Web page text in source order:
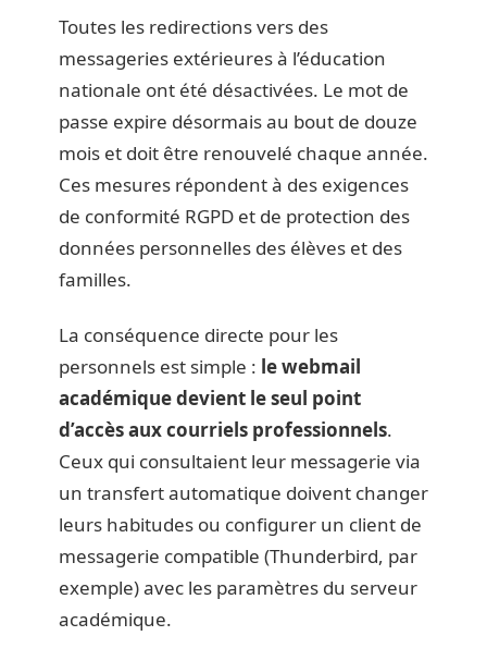
Toutes les redirections vers des
messageries extérieures à l’éducation
nationale ont été désactivées. Le mot de
passe expire désormais au bout de douze
mois et doit être renouvelé chaque année.
Ces mesures répondent à des exigences
de conformité RGPD et de protection des
données personnelles des élèves et des
familles.
La conséquence directe pour les
personnels est simple : le webmail
académique devient le seul point
d’accès aux courriels professionnels.
Ceux qui consultaient leur messagerie via
un transfert automatique doivent changer
leurs habitudes ou configurer un client de
messagerie compatible (Thunderbird, par
exemple) avec les paramètres du serveur
académique.